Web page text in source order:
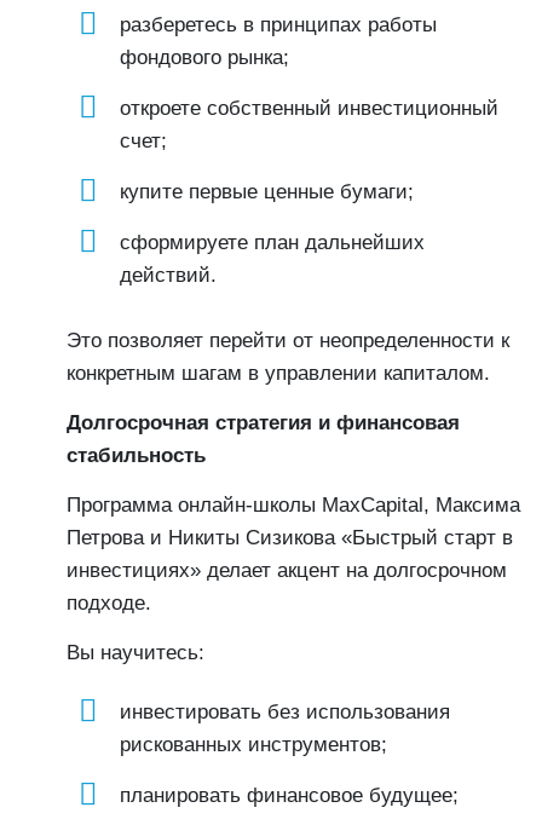
разберетесь в принципах работы
фондового рынка;
откроете собственный инвестиционный
счет;
купите первые ценные бумаги;
сформируете план дальнейших
действий.
Это позволяет перейти от неопределенности к
конкретным шагам в управлении капиталом.
Долгосрочная стратегия и финансовая
стабильность
Программа онлайн-школы MaxCapital, Максима
Петрова и Никиты Сизикова «Быстрый старт в
инвестициях» делает акцент на долгосрочном
подходе.
Вы научитесь:
инвестировать без использования
рискованных инструментов;
планировать финансовое будущее;